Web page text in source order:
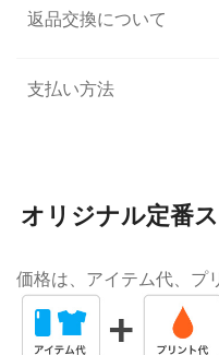
返品交換について
支払い方法
オリジナル定番
価格は、アイテム代、プ